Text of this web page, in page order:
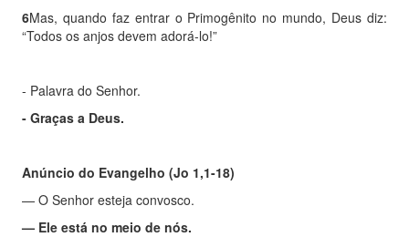
6Mas, quando faz entrar o Primogênito no mundo, Deus diz:
“Todos os anjos devem adorá-lo!”
- Palavra do Senhor.
- Graças a Deus.
Anúncio do Evangelho (Jo 1,1-18)
— O Senhor esteja convosco.
— Ele está no meio de nós.